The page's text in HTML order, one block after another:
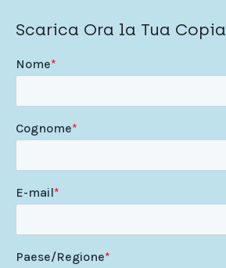
Scarica Ora la Tua Copia